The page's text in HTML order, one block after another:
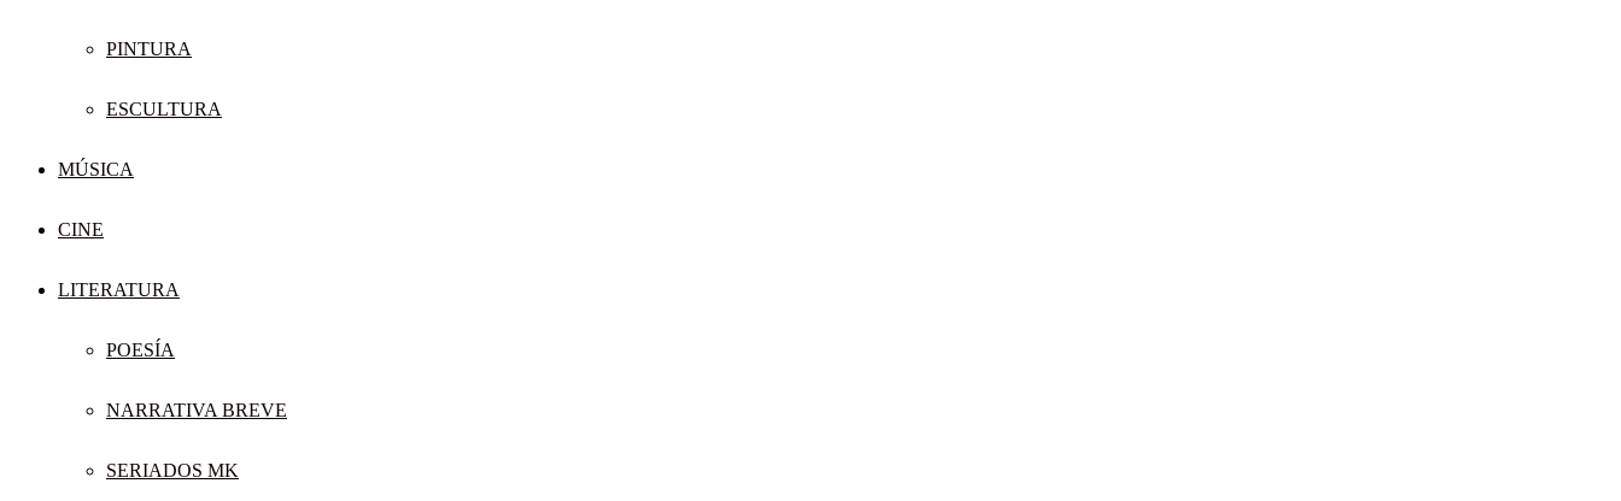
PINTURA
ESCULTURA
MÚSICA
CINE
LITERATURA
POESÍA
NARRATIVA BREVE
SERIADOS MK